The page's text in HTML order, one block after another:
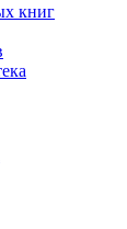
книг